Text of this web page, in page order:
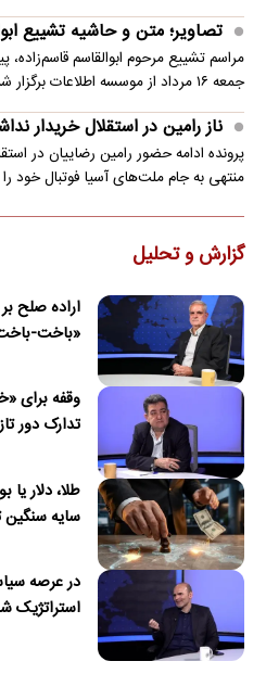
تصاویر؛ متن و حاشیه تشییع
مراسم تشییع مرحوم ابوالقاسم
جمعه ۱۶ مرداد از موسسه اطلاعات برگزار شد.
ناز رامین در استقلال خریدار
پرونده ادامه حضور رامین رضاییان در
منتهی به جام ملت‌های آسیا فوتبال خود
گزارش و تحلیل
اراده صلح
«باخت-
وقفه برای
تدارک دور
طلا، دلار
سایه سنگین
در عرصه
استراتژیک